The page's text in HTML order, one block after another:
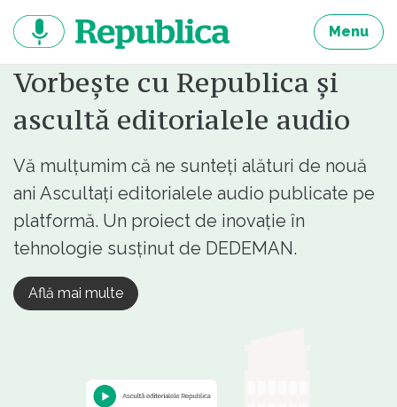
continut
Menu
Vorbește cu Republica și
ascultă editorialele audio
Vă mulțumim că ne sunteți alături de nouă
ani Ascultați editorialele audio publicate pe
platformă. Un proiect de inovație în
tehnologie susținut de DEDEMAN.
Află mai multe